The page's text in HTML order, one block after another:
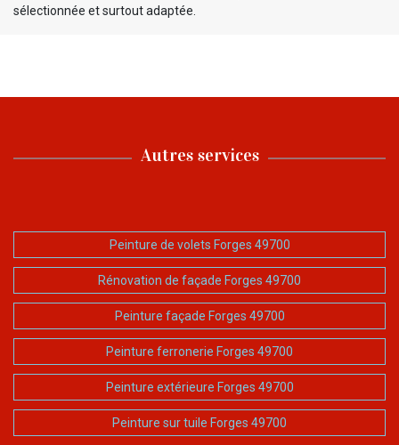
sélectionnée et surtout adaptée.
Autres services
Peinture de volets Forges 49700
Rénovation de façade Forges 49700
Peinture façade Forges 49700
Peinture ferronerie Forges 49700
Peinture extérieure Forges 49700
Peinture sur tuile Forges 49700